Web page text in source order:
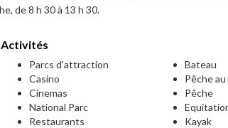
de 8 h 30 à 13 h 30.
Activités
Parcs d'attraction
Casino
Cinemas
National Parc
Restaurants
Bateau
Pêche
Pêche
Kayak